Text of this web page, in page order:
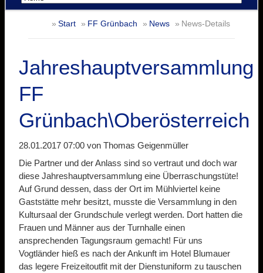
überspringen
Start FF Grünbach News News-Details
Jahreshauptversammlung
FF
Grünbach\Oberösterreich
28.01.2017 07:00 von Thomas Geigenmüller
Die Partner und der Anlass sind so vertraut und doch war
diese Jahreshauptversammlung eine Überraschungstüte!
Auf Grund dessen, dass der Ort im Mühlviertel keine
Gaststätte mehr besitzt, musste die Versammlung in den
Kultursaal der Grundschule verlegt werden. Dort hatten die
Frauen und Männer aus der Turnhalle einen
ansprechenden Tagungsraum gemacht! Für uns
Vogtländer hieß es nach der Ankunft im Hotel Blumauer
das legere Freizeitoutfit mit der Dienstuniform zu tauschen